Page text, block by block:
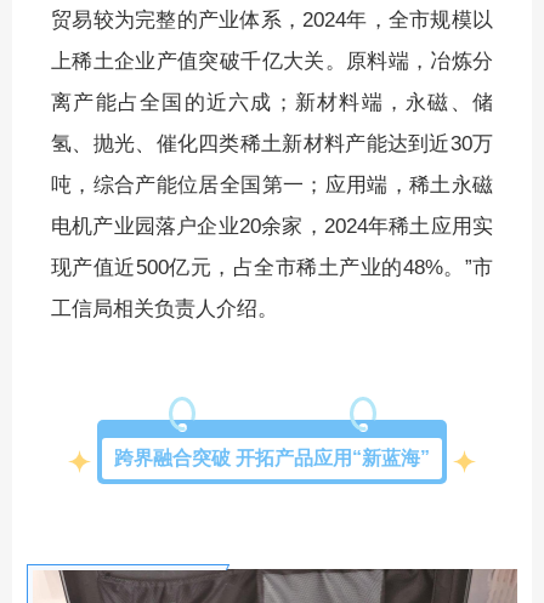
贸易较为完整的产业体系，2024年，全市规模以
上稀土企业产值突破千亿大关。原料端，冶炼分
离产能占全国的近六成；新材料端，永磁、储
氢、抛光、催化四类稀土新材料产能达到近30万
吨，综合产能位居全国第一；应用端，稀土永磁
电机产业园落户企业20余家，2024年稀土应用实
现产值近500亿元，占全市稀土产业的48%。”市
工信局相关负责人介绍。
跨界融合突破 开拓产品应用“新蓝海”